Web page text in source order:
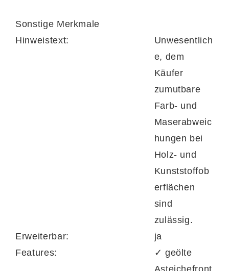
Sonstige Merkmale
Hinweistext:
Unwesentlich
e, dem
Käufer
zumutbare
Farb- und
Maserabweic
hungen bei
Holz- und
Kunststoffob
erflächen
sind
zulässig.
Erweiterbar:
ja
Features:
✓ geölte